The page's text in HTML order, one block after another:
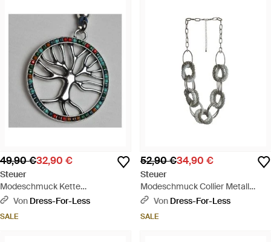
49,90 €32,90 €
Steuer
Modeschmuck Kette
Lebensbaum Mit Bunter Zierde
Von Dress-For-Less
SALE
52,90 €34,90 €
Steuer
Modeschmuck Collier Metall
Silberfarben Mit Runden Und
Von Dress-For-Less
SALE